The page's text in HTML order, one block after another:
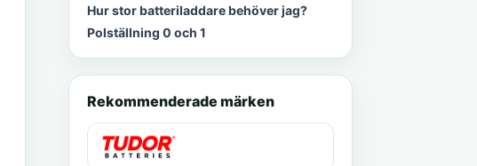
Hur stor batteriladdare behöver jag?
Polställning 0 och 1
Rekommenderade märken